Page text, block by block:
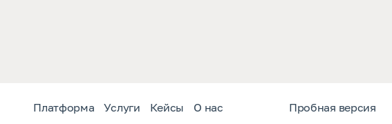
Платформа Услуги Кейсы О нас Пробная версия
Словарь